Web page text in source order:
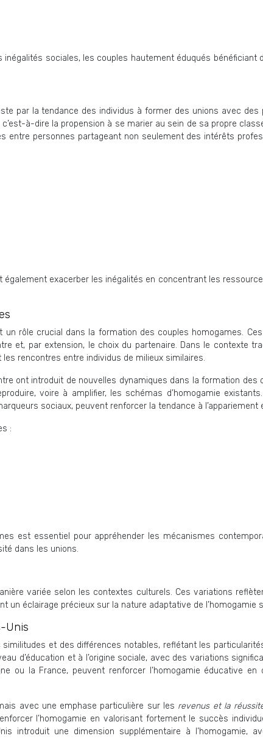
sociales, les couples hautement éduqués bénéficiant
par la tendance des individus à former des unions avec
à-dire la propension à se marier au sein de sa propre
entre personnes partageant non seulement des intérêts
exacerber les inégalités en concentrant les
rôle crucial dans la formation des couples homogames.
et, par extension, le choix du partenaire. Dans le contexte
rencontres entre individus de milieux similaires.
ont introduit de nouvelles dynamiques dans la formation des
voire à amplifier, les schémas d’homogamie
sociaux, peuvent renforcer la tendance à l’appariement
:
est essentiel pour appréhender les mécanismes
dans les unions.
variée selon les contextes culturels. Ces variations
éclairage précieux sur la nature adaptative de l’homogamie
Unis
et des différences notables, reflétant les
d’éducation et à l’origine sociale, avec des variations
ou la France, peuvent renforcer l’homogamie éducative en
avec une emphase particulière sur les revenus et la
l’homogamie en valorisant fortement le succès
introduit une dimension supplémentaire à l’homogamie,